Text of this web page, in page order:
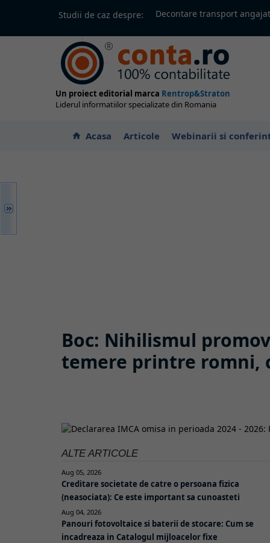
Studii de caz despre: Decontare transport
Un proiect editorial marca Rentrop&Straton
Liderul informatiilor specializate din Romania
home Acasa Articole Webinarii si
Boc: Nihilismul
temere printre romni,
ALTE ARTICOLE
Aug 05, 2026
Creditare societate de catre o persoana fizica
(neasociata): Ce este important sa cunoasteti
Aug 04, 2026
Panouri fotovoltaice si baterii de stocare: Cum se
incadreaza in Catalogul mijloacelor fixe